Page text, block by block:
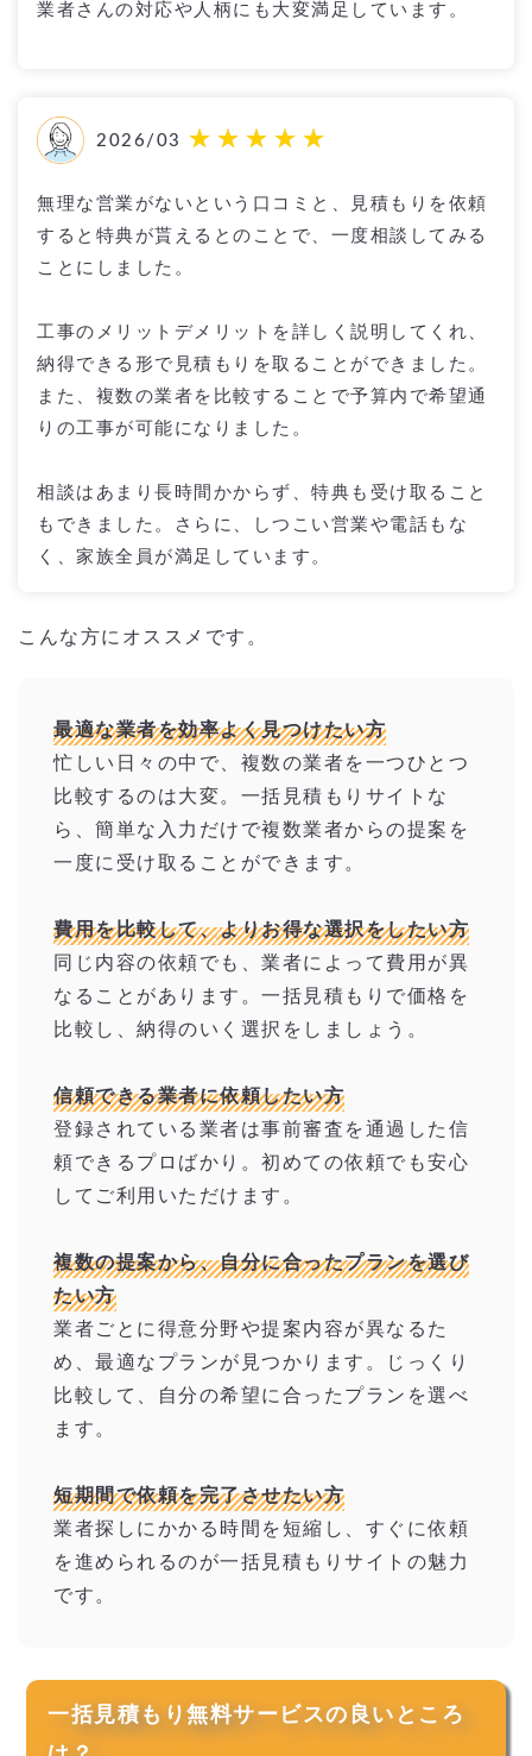
業者さんの対応や人柄にも大変満足しています。
2026/03
無理な営業がないという口コミと、見積もりを依頼
すると特典が貰えるとのことで、一度相談してみる
ことにしました。
工事のメリットデメリットを詳しく説明してくれ、
納得できる形で見積もりを取ることができました。
また、複数の業者を比較することで予算内で希望通
りの工事が可能になりました。
相談はあまり長時間かからず、特典も受け取ること
もできました。さらに、しつこい営業や電話もな
く、家族全員が満足しています。
こんな方にオススメです。
最適な業者を効率よく見つけたい方
忙しい日々の中で、複数の業者を一つひとつ
比較するのは大変。一括見積もりサイトな
ら、簡単な入力だけで複数業者からの提案を
一度に受け取ることができます。
費用を比較して、よりお得な選択をしたい方
同じ内容の依頼でも、業者によって費用が異
なることがあります。一括見積もりで価格を
比較し、納得のいく選択をしましょう。
信頼できる業者に依頼したい方
登録されている業者は事前審査を通過した信
頼できるプロばかり。初めての依頼でも安心
してご利用いただけます。
複数の提案から、自分に合ったプランを選び
たい方
業者ごとに得意分野や提案内容が異なるた
め、最適なプランが見つかります。じっくり
比較して、自分の希望に合ったプランを選べ
ます。
短期間で依頼を完了させたい方
業者探しにかかる時間を短縮し、すぐに依頼
を進められるのが一括見積もりサイトの魅力
です。
一括見積もり無料サービスの良いところ